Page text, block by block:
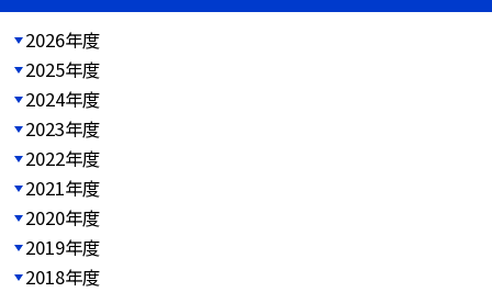
2026年度
2025年度
2024年度
2023年度
2022年度
2021年度
2020年度
2019年度
2018年度